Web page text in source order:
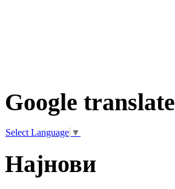
Google translate
Select Language ▼
Најнови